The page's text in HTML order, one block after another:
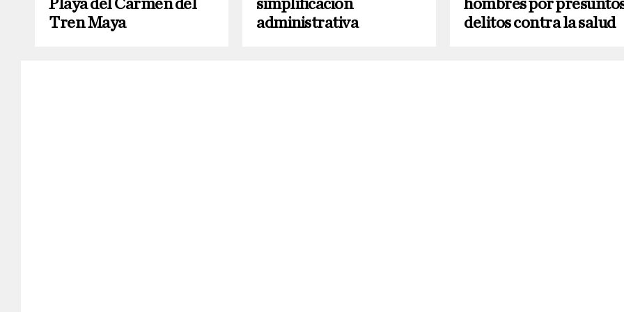
Playa del Carmen del
Tren Maya
simplificación
administrativa
hombres por
delitos contra la salud